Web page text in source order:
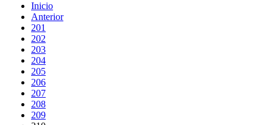
Inicio
Anterior
201
202
203
204
205
206
207
208
209